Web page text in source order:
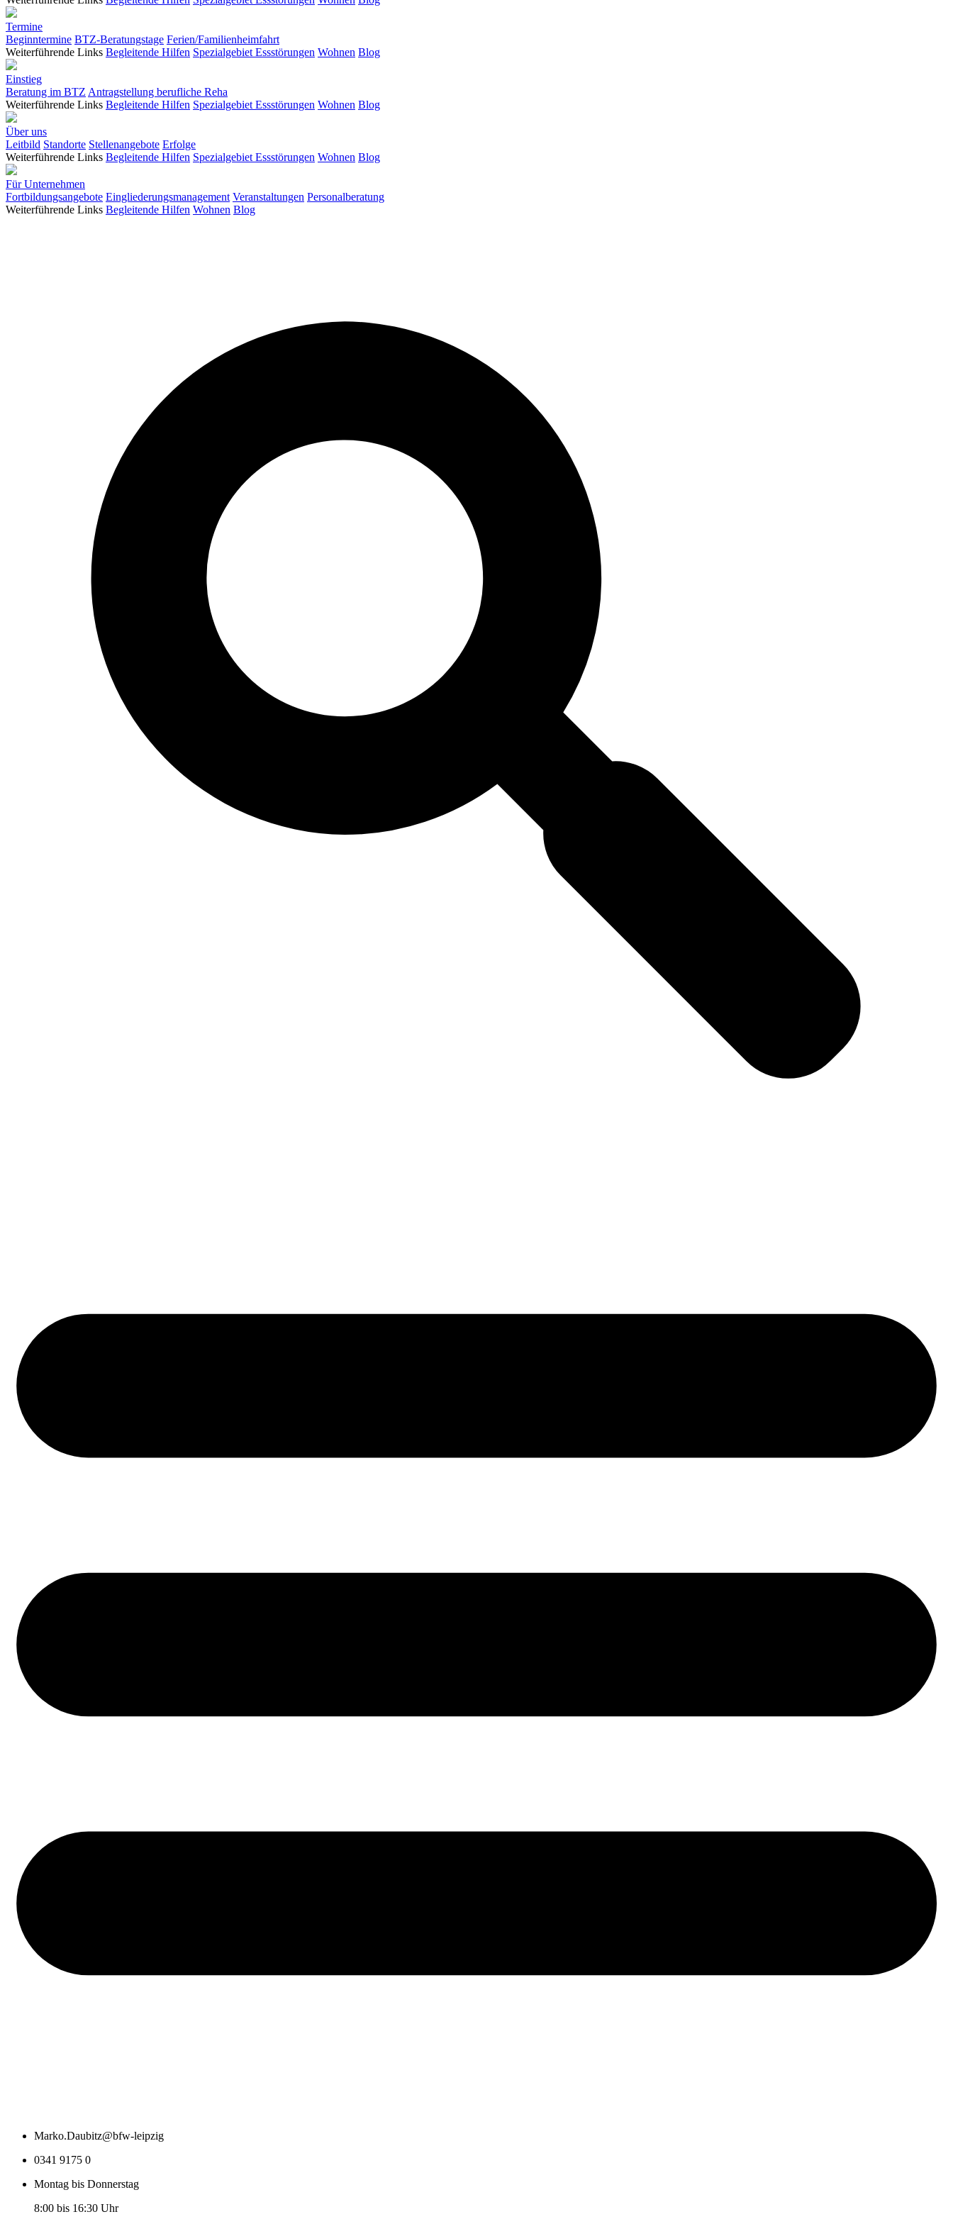
Termine
Beginntermine BTZ-Beratungstage Ferien/Familienheimfahrt
Weiterführende Links Begleitende Hilfen Spezialgebiet Essstörungen Wohnen Blog
Einstieg
Beratung im BTZ Antragstellung berufliche Reha
Weiterführende Links Begleitende Hilfen Spezialgebiet Essstörungen Wohnen Blog
Über uns
Leitbild Standorte Stellenangebote Erfolge
Weiterführende Links Begleitende Hilfen Spezialgebiet Essstörungen Wohnen Blog
Für Unternehmen
Fortbildungsangebote Eingliederungsmanagement Veranstaltungen Personalberatung
Weiterführende Links Begleitende Hilfen Wohnen Blog
Marko.Daubitz@bfw-leipzig
0341 9175 0
Montag bis Donnerstag
8:00 bis 16:30 Uhr